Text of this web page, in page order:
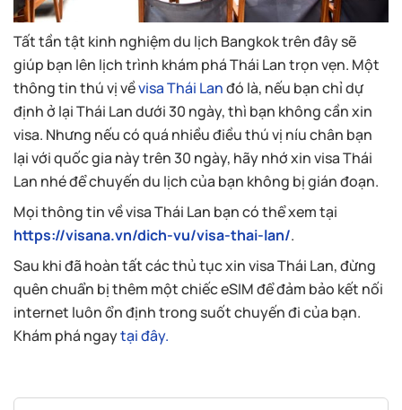
Tất tần tật kinh nghiệm du lịch Bangkok trên đây sẽ
giúp bạn lên lịch trình khám phá Thái Lan trọn vẹn. Một
thông tin thú vị vềvisa Thái Lanđó là, nếu bạn chỉ dự
định ở lại Thái Lan dưới 30 ngày, thì bạn không cần xin
visa. Nhưng nếu có quá nhiều điều thú vị níu chân bạn
lại với quốc gia này trên 30 ngày, hãy nhớ xin visa Thái
Lan nhé để chuyến du lịch của bạn không bị gián đoạn.
Mọi thông tin về visa Thái Lan bạn có thể xem tại
https://visana.vn/dich-vu/visa-thai-lan/.
Sau khi đã hoàn tất các thủ tục xin visa Thái Lan, đừng
quên chuẩn bị thêm một chiếc eSIM để đảm bảo kết nối
internet luôn ổn định trong suốt chuyến đi của bạn.
Khám phá ngaytại đây.